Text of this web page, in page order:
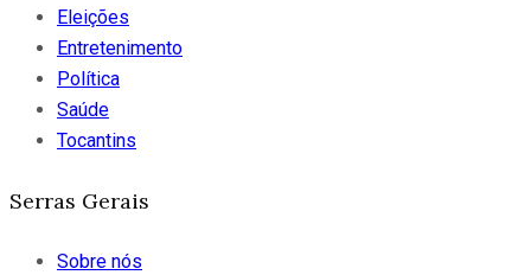
Eleições
Entretenimento
Política
Saúde
Tocantins
Serras Gerais
Sobre nós